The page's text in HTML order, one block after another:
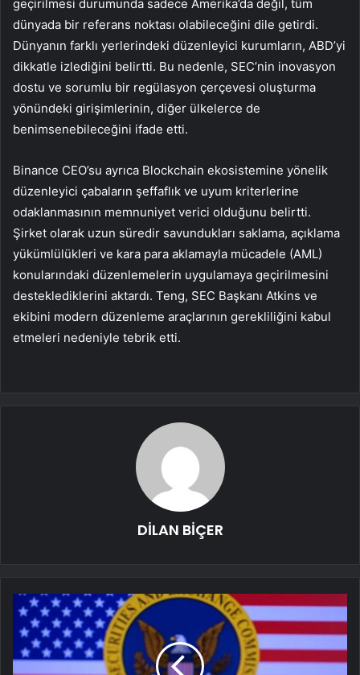
geçirilmesi durumunda sadece Amerika’da değil, tüm
dünyada bir referans noktası olabileceğini dile getirdi.
Dünyanın farklı yerlerindeki düzenleyici kurumların, ABD’yi
dikkatle izlediğini belirtti. Bu nedenle, SEC’nin inovasyon
dostu ve sorumlu bir regülasyon çerçevesi oluşturma
yönündeki girişimlerinin, diğer ülkelerce de
benimsenebileceğini ifade etti.
Binance CEO’su ayrıca Blockchain ekosistemine yönelik
düzenleyici çabaların şeffaflık ve uyum kriterlerine
odaklanmasının memnuniyet verici olduğunu belirtti.
Şirket olarak uzun süredir savundukları saklama, açıklama
yükümlülükleri ve kara para aklamayla mücadele (AML)
konularındaki düzenlemelerin uygulamaya geçirilmesini
desteklediklerini aktardı. Teng, SEC Başkanı Atkins ve
ekibini modern düzenleme araçlarının gerekliliğini kabul
etmeleri nedeniyle tebrik etti.
DİLAN BİÇER